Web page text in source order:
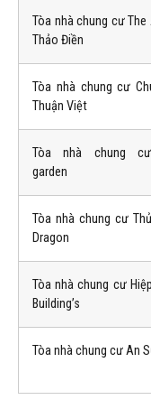
Tòa nhà chung cư
Thảo Điền
Tòa nhà chung cư
Thuận Việt
Tòa nhà chung
garden
Tòa nhà chung cư
Dragon
Tòa nhà chung cư
Building’s
Tòa nhà chung cư An